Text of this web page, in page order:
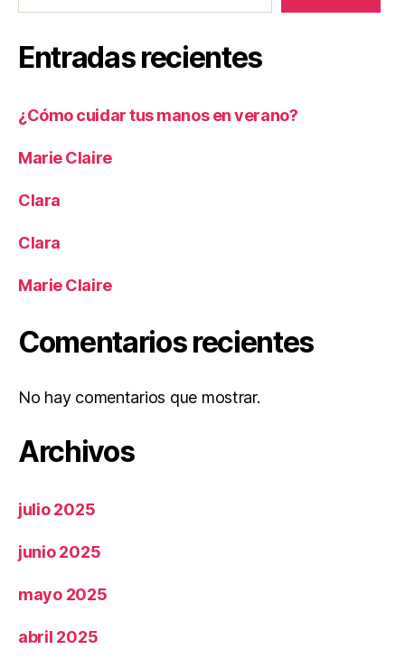
Entradas recientes
¿Cómo cuidar tus manos en verano?
Marie Claire
Clara
Clara
Marie Claire
Comentarios recientes
No hay comentarios que mostrar.
Archivos
julio 2025
junio 2025
mayo 2025
abril 2025